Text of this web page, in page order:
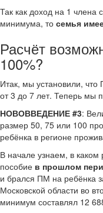
Так как доход на 1
минимума, то семья
Расчёт
100%?
Итак, мы установили, что
от 3 до 7 лет. Теперь мы
НОВОВВЕДЕНИЕ #3:
размер 50, 75 или 100
ребёнка в регионе
В начале узнаем, в
пособие в прошлом
и брался ПМ на ребёнка
Московской области во
минимум составлял 12